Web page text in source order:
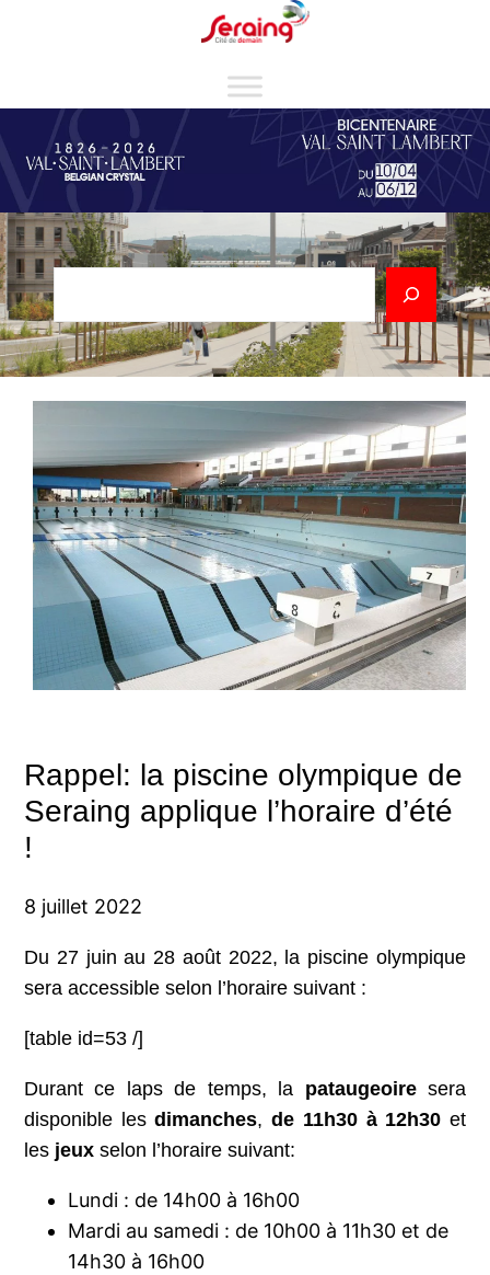
Rechercher
Rappel: la piscine olympique de
Seraing applique l’horaire d’été
!
8 juillet 2022
Du 27 juin au 28 août 2022, la piscine olympique
sera accessible selon l’horaire suivant :
[table id=53 /]
Durant ce laps de temps, la pataugeoiresera
disponible lesdimanches,de 11h30 à 12h30 et
les jeux selon l’horaire suivant:
Lundi : de 14h00 à 16h00
Mardi au samedi : de 10h00 à 11h30 et de
14h30 à 16h00
Cookies management panel